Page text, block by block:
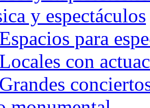
y espectáculos
Espacios para
Locales con
Grandes